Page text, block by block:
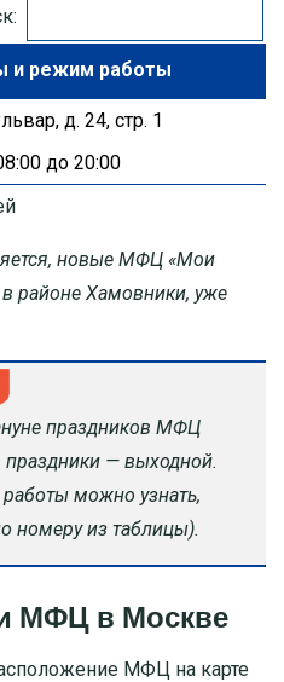
д. 24, стр. 1
до 20:00
новые МФЦ «Мои
районе Хамовники, уже
праздников МФЦ
праздники — выходной.
можно узнать,
номеру из таблицы).
МФЦ в Москве
МФЦ на карте